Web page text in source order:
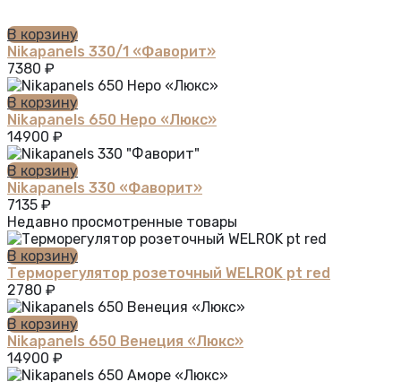
В корзину
Nikapanels 330/1 «Фаворит»
7380 ₽
В корзину
Nikapanels 650 Неро «Люкс»
14900 ₽
В корзину
Nikapanels 330 «Фаворит»
7135 ₽
Недавно просмотренные товары
В корзину
Терморегулятор розеточный WELROK pt red
2780 ₽
В корзину
Nikapanels 650 Венеция «Люкс»
14900 ₽